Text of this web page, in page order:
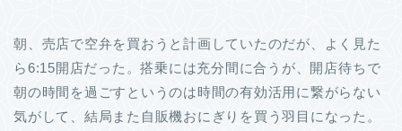
朝、売店で空弁を買おうと計画していたのだが、よく見た
ら6:15開店だった。搭乗には充分間に合うが、開店待ちで
朝の時間を過ごすというのは時間の有効活用に繋がらない
気がして、結局また自販機おにぎりを買う羽目になった。